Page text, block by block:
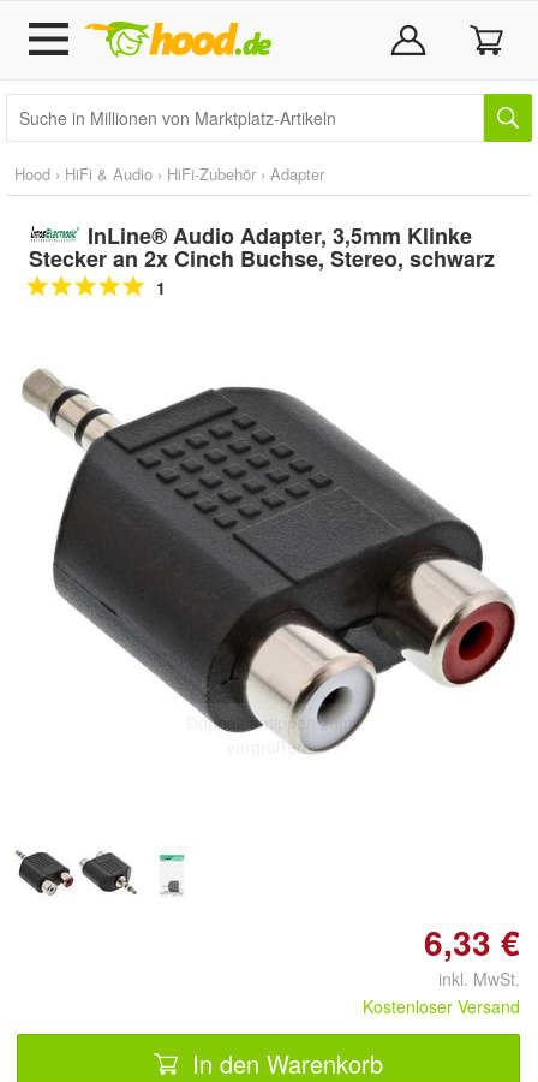
Hood › HiFi & Audio › HiFi-Zubehör › Adapter
InLine® Audio Adapter, 3,5mm Klinke
Stecker an 2x Cinch Buchse, Stereo, schwarz
1
Doppelt antippen zum
vergrößern
6,33 €
inkl. MwSt.
Kostenloser Versand
In den Warenkorb